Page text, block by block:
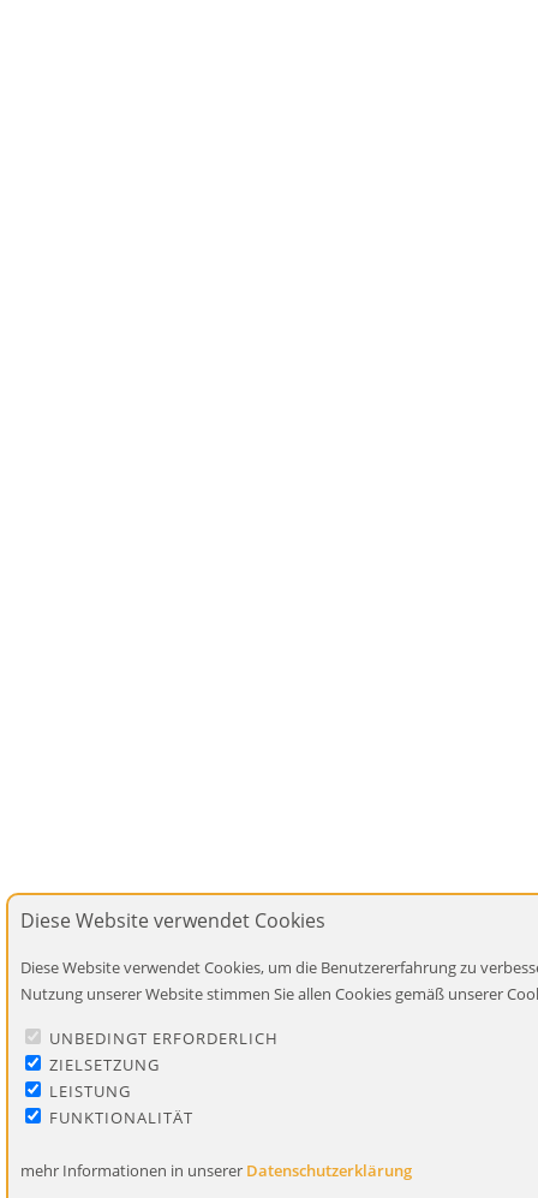
Diese Website verwendet Cookies
Diese Website verwendet Cookies, um die Benutzererfahrung zu
Nutzung unserer Website stimmen Sie allen Cookies gemäß unserer
UNBEDINGT ERFORDERLICH
ZIELSETZUNG
LEISTUNG
FUNKTIONALITÄT
mehr Informationen in unserer Datenschutzerklärung